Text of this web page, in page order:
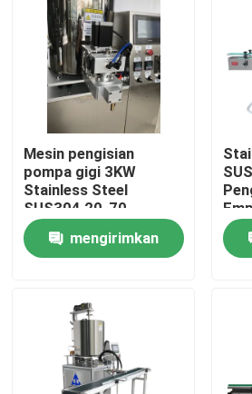
Rumah
Video
Tentang kita
Mesin pengisian
pompa gigi 3KW
Stainless Steel
SUS304 20-70
pcs/min
mengirimkan